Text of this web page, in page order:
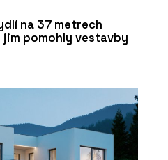
na 37 metrech
pomohly vestavby